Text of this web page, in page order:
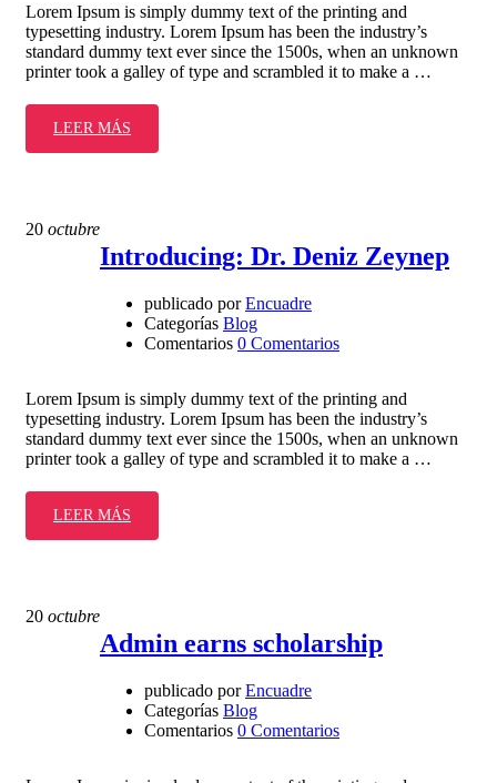
Lorem Ipsum is simply dummy text of the printing and
typesetting industry. Lorem Ipsum has been the industry’s
standard dummy text ever since the 1500s, when an unknown
printer took a galley of type and scrambled it to make a …
LEER MÁS
20 octubre
Introducing: Dr. Deniz Zeynep
publicado por Encuadre
Categorías Blog
Comentarios 0 Comentarios
Lorem Ipsum is simply dummy text of the printing and
typesetting industry. Lorem Ipsum has been the industry’s
standard dummy text ever since the 1500s, when an unknown
printer took a galley of type and scrambled it to make a …
LEER MÁS
20 octubre
Admin earns scholarship
publicado por Encuadre
Categorías Blog
Comentarios 0 Comentarios